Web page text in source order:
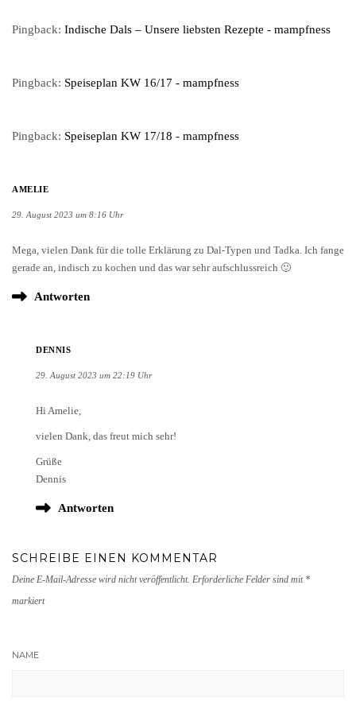
Pingback: Indische Dals – Unsere liebsten Rezepte - mampfness
Pingback: Speiseplan KW 16/17 - mampfness
Pingback: Speiseplan KW 17/18 - mampfness
AMELIE
29. August 2023 um 8:16 Uhr
Mega, vielen Dank für die tolle Erklärung zu Dal-Typen und Tadka. Ich fange
gerade an, indisch zu kochen und das war sehr aufschlussreich 🙂
Antworten
DENNIS
29. August 2023 um 22:19 Uhr
Hi Amelie,
vielen Dank, das freut mich sehr!
Grüße
Dennis
Antworten
SCHREIBE EINEN KOMMENTAR
Deine E-Mail-Adresse wird nicht veröffentlicht. Erforderliche Felder sind mit *
markiert
NAME